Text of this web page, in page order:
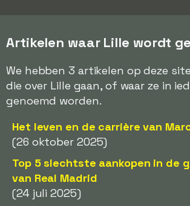
Artikelen waar Lille wordt
We hebben 3 artikelen op deze
die over Lille gaan, of waar ze in
genoemd worden.
Het leven en de carrière van
(26 oktober 2025)
Top 5 slechtste aankopen in de
van Real Madrid
(24 juli 2025)